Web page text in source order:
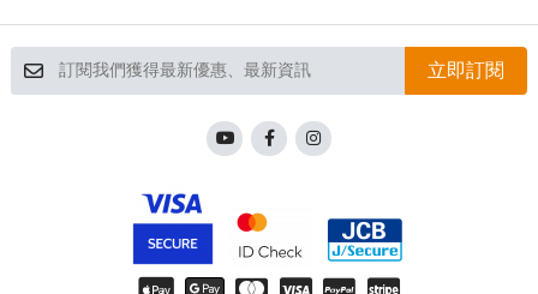
立即訂閱